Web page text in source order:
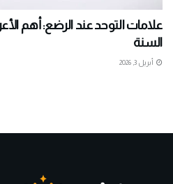
علامات التوحد عند الرضع: أهم
السنة
أبريل 3, 2026